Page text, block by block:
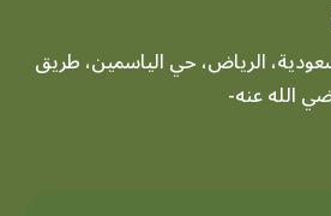
الرياض، حي الياسمين، طريق
الله عنه-